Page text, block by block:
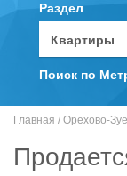
Раздел
Поиск по
Главная / Орехово-